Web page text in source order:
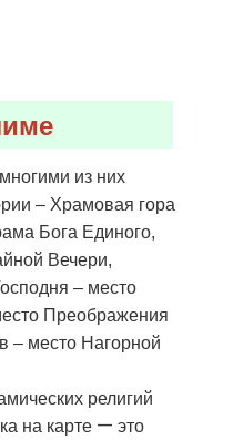
из них
– Храмовая гора
Бога Единого,
Вечери,
– место
Преображения
– место Нагорной
религий
на карте — это